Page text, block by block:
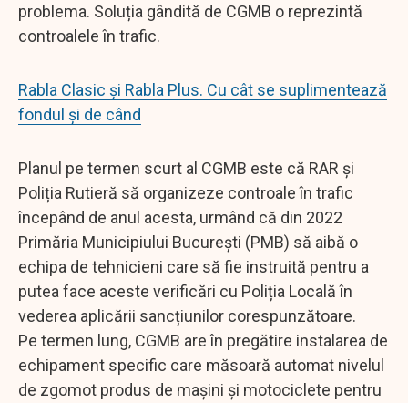
problema. Soluția gândită de CGMB o reprezintă
controalele în trafic.
Rabla Clasic și Rabla Plus. Cu cât se suplimentează
fondul și de când
Planul pe termen scurt al CGMB este că RAR și
Poliția Rutieră să organizeze controale în trafic
începând de anul acesta, urmând că din 2022
Primăria Municipiului București (PMB) să aibă o
echipa de tehnicieni care să fie instruită pentru a
putea face aceste verificări cu Poliția Locală în
vederea aplicării sancțiunilor corespunzătoare.
Pe termen lung, CGMB are în pregătire instalarea de
echipament specific care măsoară automat nivelul
de zgomot produs de mașini și motociclete pentru